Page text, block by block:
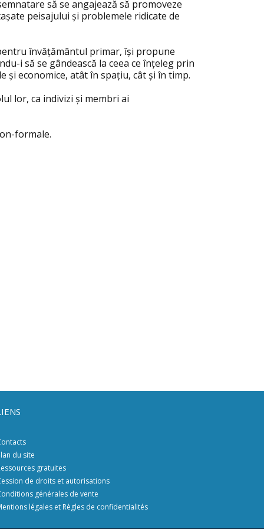
să se angajează să promoveze
peisajului și problemele ridicate de
învățământul primar, își propune
i să se gândească la ceea ce înțeleg prin
și economice, atât în spațiu, cât și în timp.
lor, ca indivizi și membri ai
formale.
du site
gratuites
de droits et autorisations
générales de vente
légales et Règles de confidentialités